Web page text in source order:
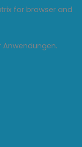
Anwendungen.